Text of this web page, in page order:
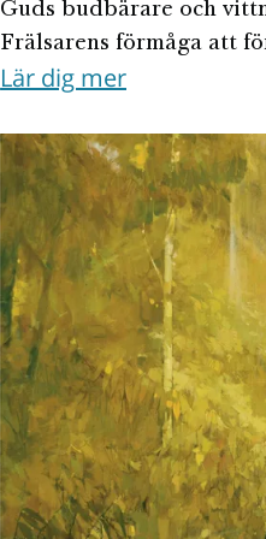
Guds budbärare och
Frälsarens förmåga att
Lär dig mer